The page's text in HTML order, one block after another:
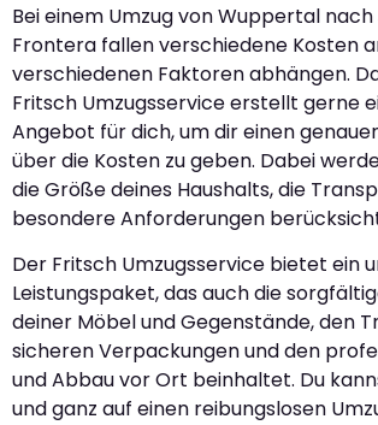
Bei einem Umzug von Wuppertal
Frontera fallen verschiedene Kosten
verschiedenen Faktoren abhängen.
Fritsch Umzugsservice erstellt gerne
Angebot für dich, um dir einen
über die Kosten zu geben. Dabei
die Größe deines Haushalts, die
besondere Anforderungen
Der Fritsch Umzugsservice bietet ein
Leistungspaket, das auch die
deiner Möbel und Gegenstände, den
sicheren Verpackungen und den
und Abbau vor Ort beinhaltet. Du
und ganz auf einen reibungslosen